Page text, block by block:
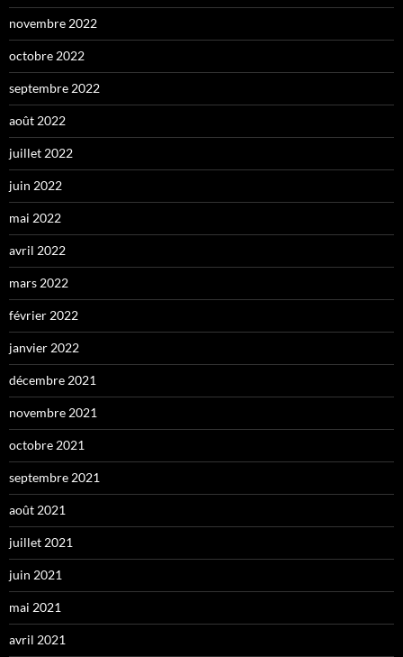
novembre 2022
octobre 2022
septembre 2022
août 2022
juillet 2022
juin 2022
mai 2022
avril 2022
mars 2022
février 2022
janvier 2022
décembre 2021
novembre 2021
octobre 2021
septembre 2021
août 2021
juillet 2021
juin 2021
mai 2021
avril 2021